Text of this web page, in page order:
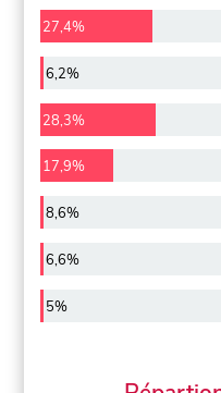
27,4%
6,2%
28,3%
17,9%
8,6%
6,6%
5%